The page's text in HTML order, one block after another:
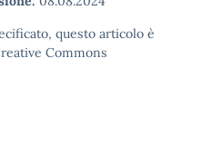
questo articolo è
Commons